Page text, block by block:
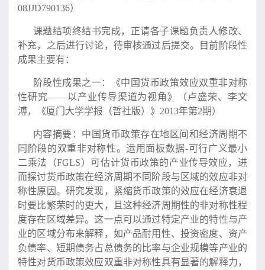
08JJD790136）
课题结项终结书完成，正请各子课题负责人修改、
补充，之后进行讨论，待审核通过后提交。目前阶段性
成果主要有：
阶段性成果之一：《中国货币政策效应双重非对称
性研究——以产业传导渠道为视角》（卢盛荣、李文
溥，《厦门大学学报（哲社版）》2013年第2期）
内容摘要：中国货币政策存在地区间和经济周期不
同阶段的双重非对称性。运用面板数据-可行广义最小
二乘法（FGLS）可估计货币政策的产业传导效应，进
而探讨货币政策在经济周期不同阶段与区域的效应非对
称性原因。研究发现，紧缩货币政策的效应在经济衰退
时要比繁荣时的更大，且这种经济周期性的非对称性程
度存在区域差异。这一点可以通过特定产业的特性与产
业的区域分布来解释，如产品耐用性、投资密度、资产
负债率、短期债务占总债务的比率与企业规模等产业的
特性对货币政策效应双重非对称性具有显著的解释力，